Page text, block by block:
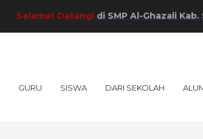
Datang! di SMP Al-Ghazali Kab.
GURU SISWA DARI SEKOLAH